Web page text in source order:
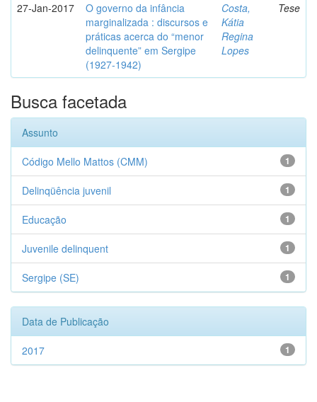
27-Jan-2017
O governo da infância
marginalizada : discursos e
práticas acerca do “menor
delinquente” em Sergipe
(1927-1942)
Costa,
Kátia
Regina
Lopes
Tese
Busca facetada
Assunto
1
Código Mello Mattos (CMM)
1
Delinqüência juvenil
1
Educação
1
Juvenile delinquent
1
Sergipe (SE)
Data de Publicação
1
2017